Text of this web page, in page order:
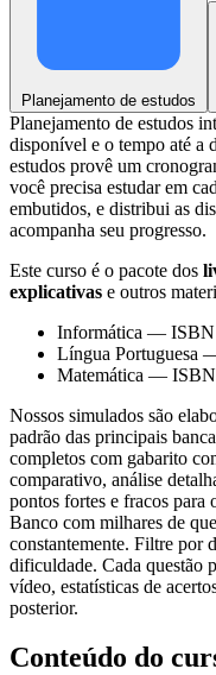
Planejamento de estudos
Planejamento de estudos
disponível e o tempo até a
estudos provê um
você precisa estudar em
embutidos, e distribui as
acompanha seu progresso.
Este curso é o pacote dos
explicativas e outros
Informática — ISBN
Língua Portuguesa
Matemática —
Nossos simulados são
padrão das principais
completos com gabarito
comparativo, análise
pontos fortes e fracos para
Banco com milhares de
constantemente. Filtre por
dificuldade. Cada questão
vídeo, estatísticas de
posterior.
Conteúdo do